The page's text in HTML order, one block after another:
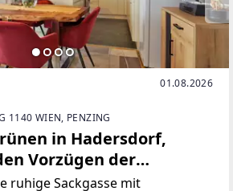
01.08.2026
1140 WIEN, PENZING
in Hadersdorf,
Vorzügen der
ruhige Sackgasse mit